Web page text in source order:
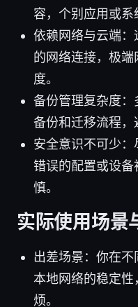
容，个别应用或系
依赖网络与云端
的网络连接，极
度。
备份管理复杂度
备份和迁移流程，
安全意识不可少
错误的配置或设
慎。
实际使用场景
出差场景：你在
本地网络的稳定
烦。